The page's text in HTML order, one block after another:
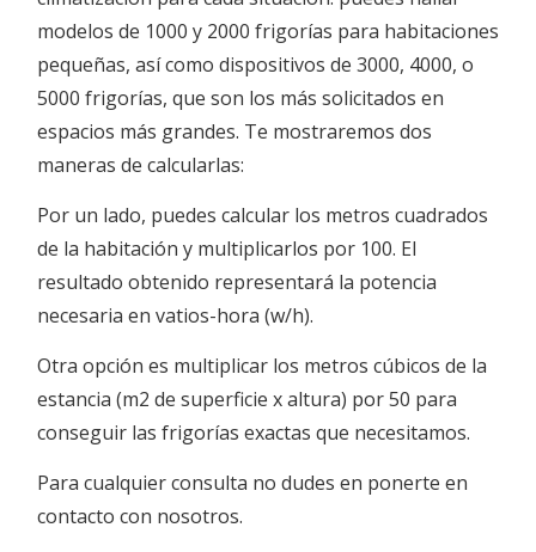
modelos de 1000 y 2000 frigorías para habitaciones
pequeñas, así como dispositivos de 3000, 4000, o
5000 frigorías, que son los más solicitados en
espacios más grandes. Te mostraremos dos
maneras de calcularlas:
Por un lado, puedes calcular los metros cuadrados
de la habitación y multiplicarlos por 100. El
resultado obtenido representará la potencia
necesaria en vatios-hora (w/h).
Otra opción es multiplicar los metros cúbicos de la
estancia (m2 de superficie x altura) por 50 para
conseguir las frigorías exactas que necesitamos.
Para cualquier consulta no dudes en ponerte en
contacto con nosotros.